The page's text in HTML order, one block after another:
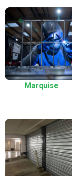
Marquise